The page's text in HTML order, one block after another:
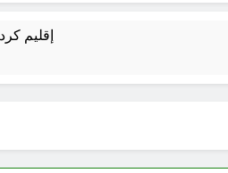
إقليم
وتضخم الذات التعويضي
للتوازنات الإقليمية